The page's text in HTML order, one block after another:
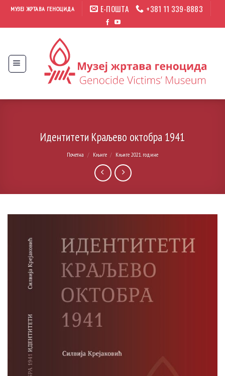
Прескочи
садржај
МУЗЕЈ ЖРТАВА ГЕНОЦИДА Е-ПОШТА +381 11 339-8883
Идентитети Краљево октобра 1941
Почетна / Књиге / Књиге 2021. године